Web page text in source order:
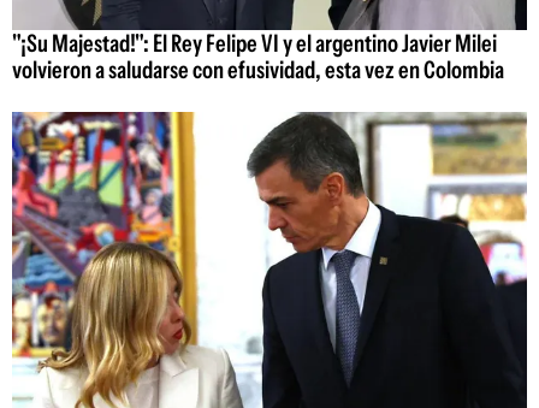
"¡Su Majestad!": El Rey Felipe VI y el argentino Javier Milei
volvieron a saludarse con efusividad, esta vez en Colombia